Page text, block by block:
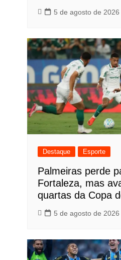
5 de agosto de 2026
Destaque Esporte
Palmeiras perde
Fortaleza, mas
quartas da Copa
5 de agosto de 2026